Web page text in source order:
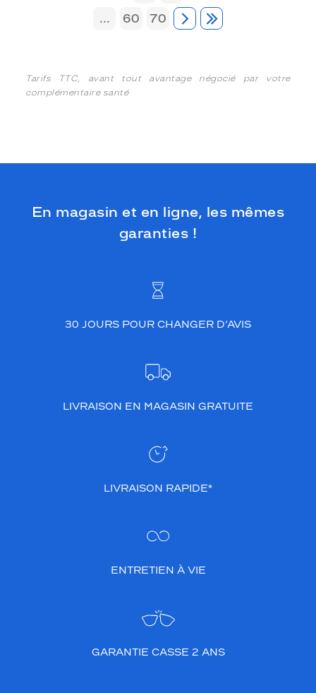
...
60 70
Tarifs TTC, avant tout avantage négocié par votre
complémentaire santé
En magasin et en ligne, les mêmes
garanties !
30 JOURS POUR CHANGER D’AVIS
LIVRAISON EN MAGASIN GRATUITE
LIVRAISON RAPIDE*
ENTRETIEN À VIE
GARANTIE CASSE 2 ANS